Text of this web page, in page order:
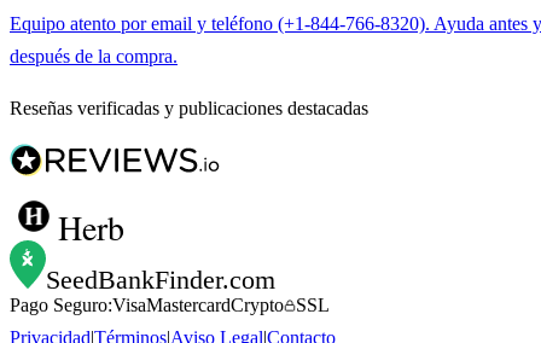
Equipo atento por email y teléfono (+1-844-766-8320). Ayuda antes y
después de la compra.
Reseñas verificadas y publicaciones destacadas
Herb
SeedBankFinder.com
Pago Seguro:VisaMastercardCrypto
SSL
PrivacidadTérminosAviso LegalContacto